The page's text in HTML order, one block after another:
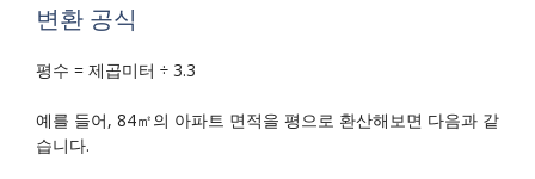
변환 공식
평수 = 제곱미터 ÷ 3.3
예를 들어, 84㎡의 아파트 면적을 평으로 환산해보면 다음과 같
습니다.